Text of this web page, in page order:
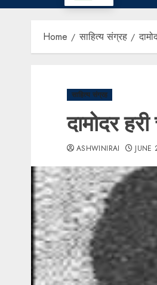
Home साहित्य संग्रह
साहित्य संग्रह
दामोदर
ASHWINIRAI JUNE